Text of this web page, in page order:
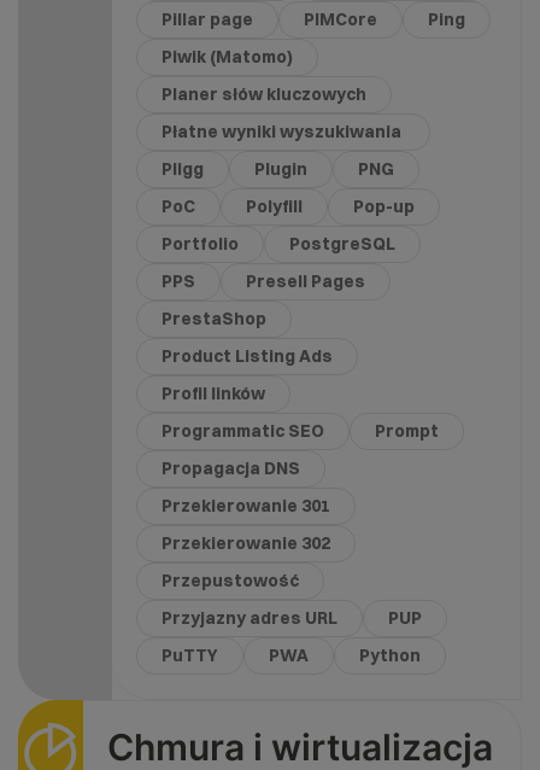
Pillar page
PIMCore
Ping
Piwik (Matomo)
Planer słów kluczowych
Płatne wyniki wyszukiwania
Pligg
Plugin
PNG
PoC
Polyfill
Pop-up
Portfolio
PostgreSQL
PPS
Presell Pages
PrestaShop
Product Listing Ads
Profil linków
Programmatic SEO
Prompt
Propagacja DNS
Przekierowanie 301
Przekierowanie 302
Przepustowość
Przyjazny adres URL
PUP
PuTTY
PWA Python
Chmura i wirtualizacja